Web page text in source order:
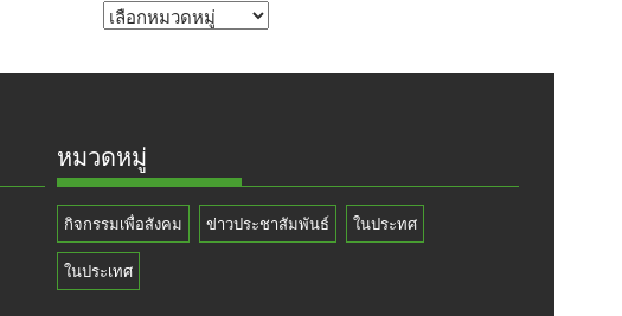
หัวข้อ
หมวดหมู่
กิจกรรมเพื่อสังคม ข่าวประชาสัมพันธ์ ในประทศ
ในประเทศ